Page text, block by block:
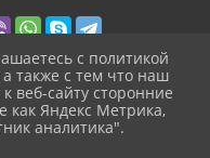
данных
с политикой
также с тем что наш
веб-сайту сторонние
как Яндекс Метрика,
аналитика".